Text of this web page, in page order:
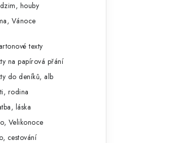
houby
Vánoce
texty
na papírová přání
do deníků, alb
rodina
láska
Velikonoce
cestování